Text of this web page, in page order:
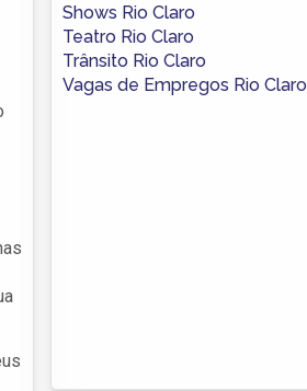
Shows Rio Claro
Teatro Rio Claro
Trânsito Rio Claro
Vagas de Empregos Rio Claro